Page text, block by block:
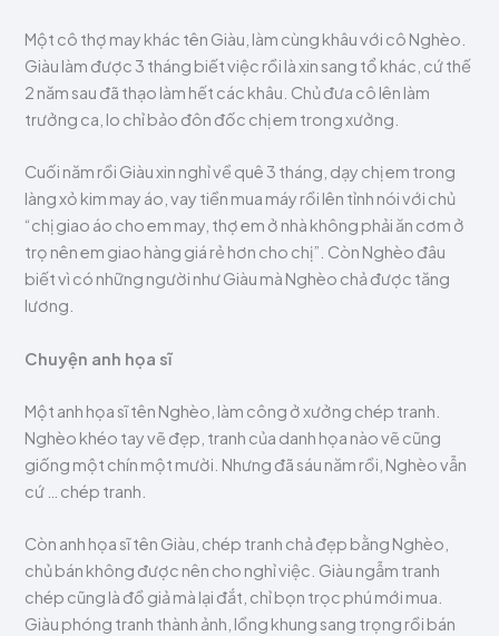
Một cô thợ may khác tên Giàu, làm cùng khâu với cô Nghèo.
Giàu làm được 3 tháng biết việc rồi là xin sang tổ khác, cứ thế
2 năm sau đã thạo làm hết các khâu. Chủ đưa cô lên làm
trưởng ca, lo chỉ bảo đôn đốc chị em trong xưởng.
Cuối năm rồi Giàu xin nghỉ về quê 3 tháng, dạy chị em trong
làng xỏ kim may áo, vay tiền mua máy rồi lên tỉnh nói với chủ
“chị giao áo cho em may, thợ em ở nhà không phải ăn cơm ở
trọ nên em giao hàng giá rẻ hơn cho chị”. Còn Nghèo đâu
biết vì có những người như Giàu mà Nghèo chả được tăng
lương.
Chuyện anh họa sĩ
Một anh họa sĩ tên Nghèo, làm công ở xưởng chép tranh.
Nghèo khéo tay vẽ đẹp, tranh của danh họa nào vẽ cũng
giống một chín một mười. Nhưng đã sáu năm rồi, Nghèo vẫn
cứ … chép tranh.
Còn anh họa sĩ tên Giàu, chép tranh chả đẹp bằng Nghèo,
chủ bán không được nên cho nghỉ việc. Giàu ngẫm tranh
chép cũng là đồ giả mà lại đắt, chỉ bọn trọc phú mới mua.
Giàu phóng tranh thành ảnh, lồng khung sang trọng rồi bán